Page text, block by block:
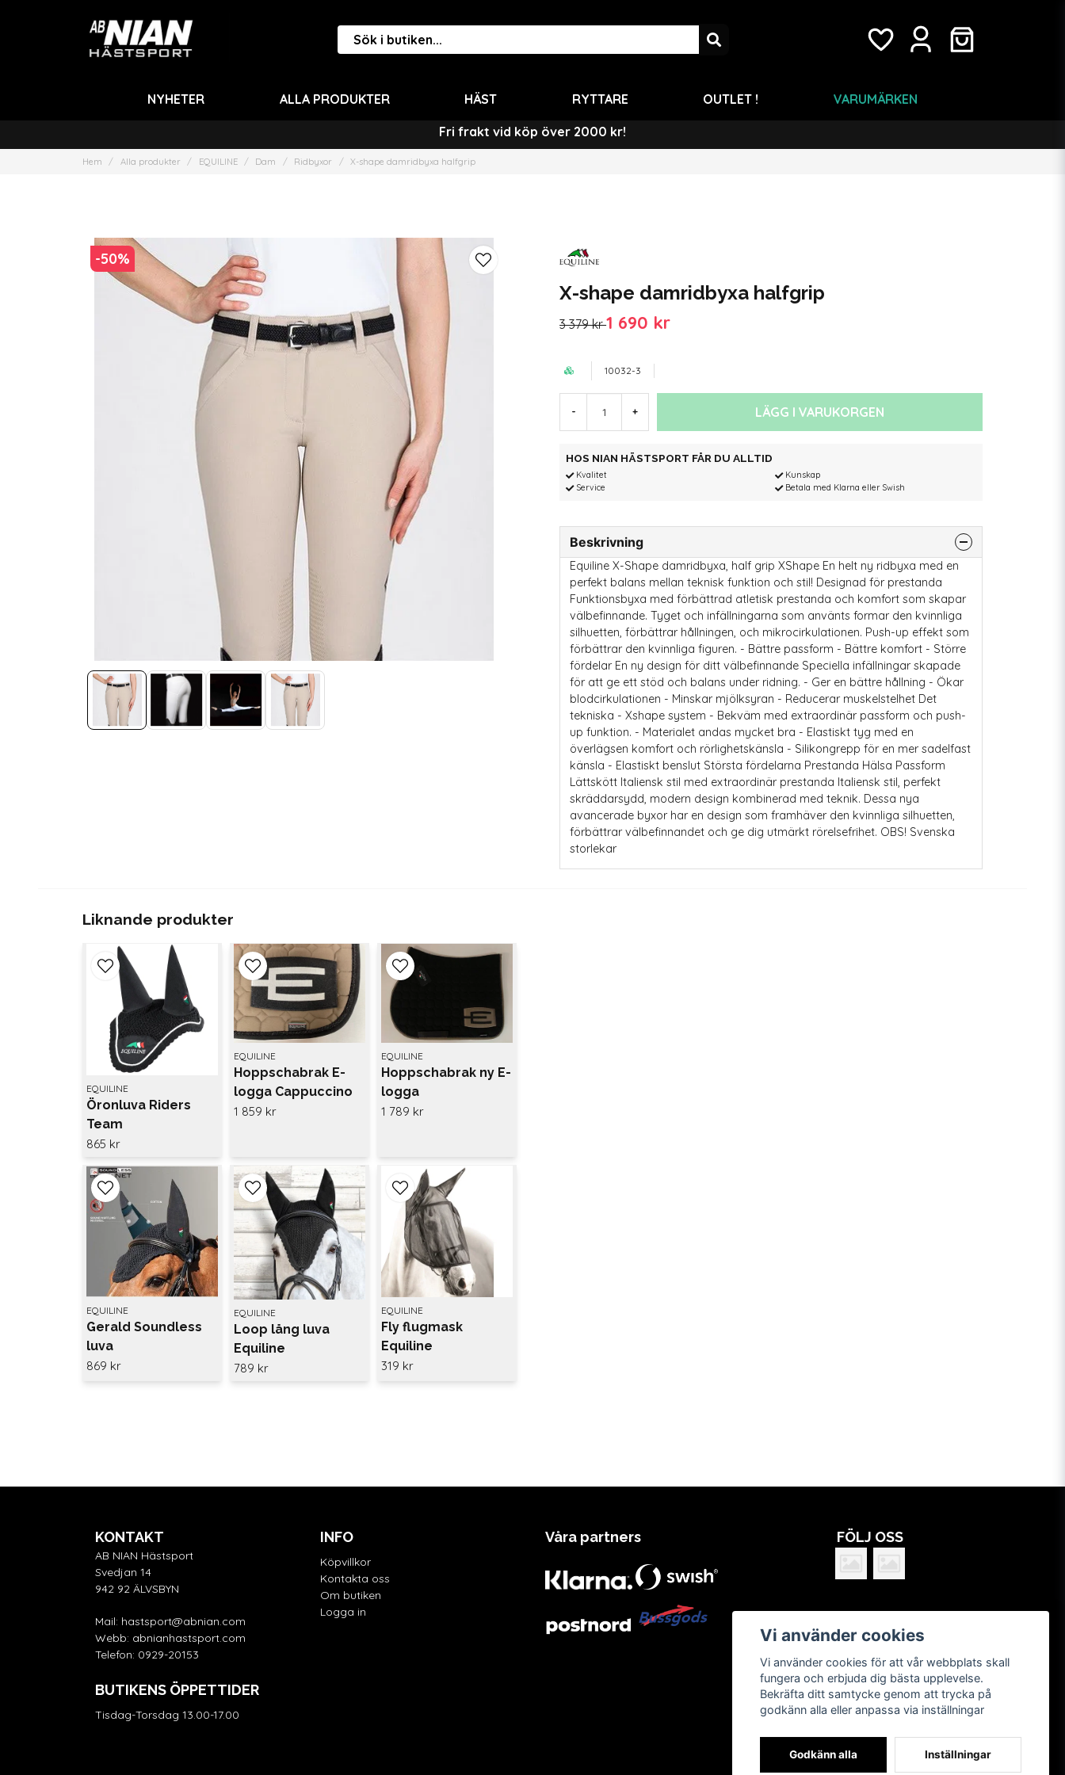
NYHETER ALLA PRODUKTER HÄST RYTTARE OUTLET ! VARUMÄRKEN
Fri frakt vid köp över 2000 kr!
Hem Alla produkter EQUILINE Dam Ridbyxor X-shape damridbyxa halfgrip
-50%
X-shape damridbyxa halfgrip
3 379 kr1 690 kr
10032-3
- + LÄGG I VARUKORGEN
HOS NIAN HÄSTSPORT FÅR DU ALLTID
Kvalitet
Service
Kunskap
Betala med Klarna eller Swish
Beskrivning
Equiline X-Shape damridbyxa, half grip XShape En helt ny ridbyxa med en
perfekt balans mellan teknisk funktion och stil! Designad för prestanda
Funktionsbyxa med förbättrad atletisk prestanda och komfort som skapar
välbefinnande. Tyget och infällningarna som använts formar den kvinnliga
silhuetten, förbättrar hållningen, och mikrocirkulationen. Push-up effekt som
förbättrar den kvinnliga figuren. - Bättre passform - Bättre komfort - Större
fördelar En ny design för ditt välbefinnande Speciella infällningar skapade
för att ge ett stöd och balans under ridning. - Ger en bättre hållning - Ökar
blodcirkulationen - Minskar mjölksyran - Reducerar muskelstelhet Det
tekniska - Xshape system - Bekväm med extraordinär passform och push-
up funktion. - Materialet andas mycket bra - Elastiskt tyg med en
överlägsen komfort och rörlighetskänsla - Silikongrepp för en mer sadelfast
känsla - Elastiskt benslut Största fördelarna Prestanda Hälsa Passform
Lättskött Italiensk stil med extraordinär prestanda Italiensk stil, perfekt
skräddarsydd, modern design kombinerad med teknik. Dessa nya
avancerade byxor har en design som framhäver den kvinnliga silhuetten,
förbättrar välbefinnandet och ge dig utmärkt rörelsefrihet. OBS! Svenska
storlekar
Liknande produkter
EQUILINE
Öronluva Riders
Team
865 kr
EQUILINE
Hoppschabrak E-
logga Cappuccino
1 859 kr
EQUILINE
Hoppschabrak ny E-
logga
1 789 kr
EQUILINE
Gerald Soundless
luva
869 kr
EQUILINE
Loop lång luva
Equiline
789 kr
EQUILINE
Fly flugmask
Equiline
319 kr
KONTAKT
AB NIAN Hästsport
Svedjan 14
942 92 ÄLVSBYN
Mail: hastsport@abnian.com
Webb: abnianhastsport.com
Telefon: 0929-20153
BUTIKENS ÖPPETTIDER
Tisdag-Torsdag 13.00-17.00
INFO
Köpvillkor
Kontakta oss
Om butiken
Logga in
Våra partners FÖLJ OSS
Vi använder cookies
Vi använder cookies för att vår webbplats skall
fungera och erbjuda dig bästa upplevelse.
Bekräfta ditt samtycke genom att trycka på
godkänn alla eller anpassa via inställningar
Godkänn alla Inställningar